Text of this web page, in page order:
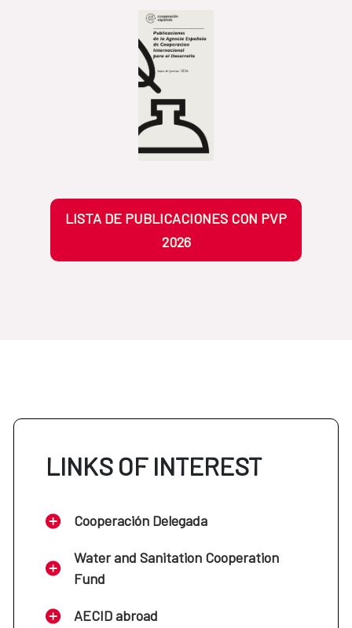
LISTA DE PUBLICACIONES CON PVP
2026
LINKS OF INTEREST
Cooperación Delegada
Water and Sanitation Cooperation
Fund
AECID abroad